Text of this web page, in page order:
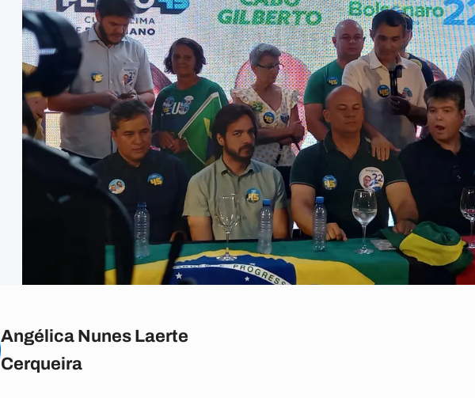
Angélica Nunes Laerte
Cerqueira